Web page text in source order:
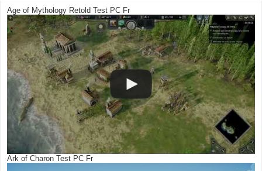
Age of Mythology Retold Test PC Fr
Ark of Charon Test PC Fr